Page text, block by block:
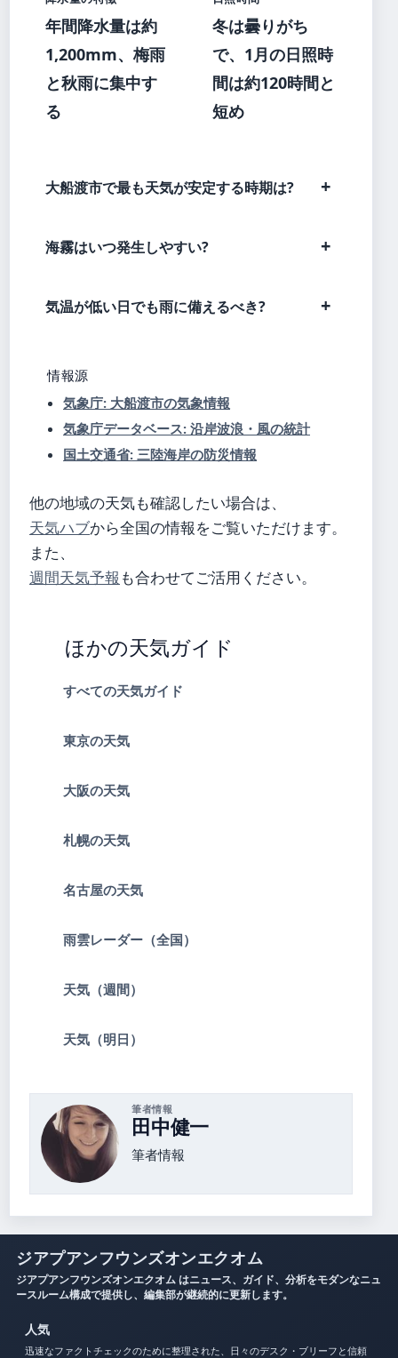
年間降水量は約
1,200mm、梅雨
と秋雨に集中す
る
冬は曇りがち
で、1月の日照時
間は約120時間と
短め
大船渡市で最も天気が安定する時期は?
海霧はいつ発生しやすい?
気温が低い日でも雨に備えるべき?
情報源
気象庁: 大船渡市の気象情報
気象庁データベース: 沿岸波浪・風の統計
国土交通省: 三陸海岸の防災情報
他の地域の天気も確認したい場合は、
天気ハブから全国の情報をご覧いただけます。
また、
週間天気予報 も合わせてご活用ください。
ほかの天気ガイド
すべての天気ガイド
東京の天気
大阪の天気
札幌の天気
名古屋の天気
雨雲レーダー（全国）
天気（週間）
天気（明日）
筆者情報
田中健一
筆者情報
ジアプアンフウンズオンエクオム
ジアプアンフウンズオンエクオム はニュース、ガイド、分析をモダンなニュ
ースルーム構成で提供し、編集部が継続的に更新します。
人気
迅速なファクトチェックのために整理された、日々のデスク・ブリーフと信頼